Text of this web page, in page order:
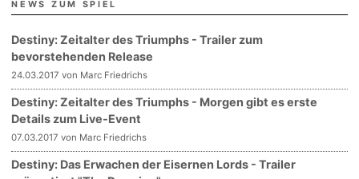
NEWS ZUM SPIEL
Destiny: Zeitalter des Triumphs - Trailer zum
bevorstehenden Release
24.03.2017 von Marc Friedrichs
Destiny: Zeitalter des Triumphs - Morgen gibt es erste
Details zum Live-Event
07.03.2017 von Marc Friedrichs
Destiny: Das Erwachen der Eisernen Lords - Trailer